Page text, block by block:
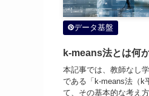
データ基盤
k-means法とは何
本記事では、教師なし
である「k-means法（k
て、その基本的な考え